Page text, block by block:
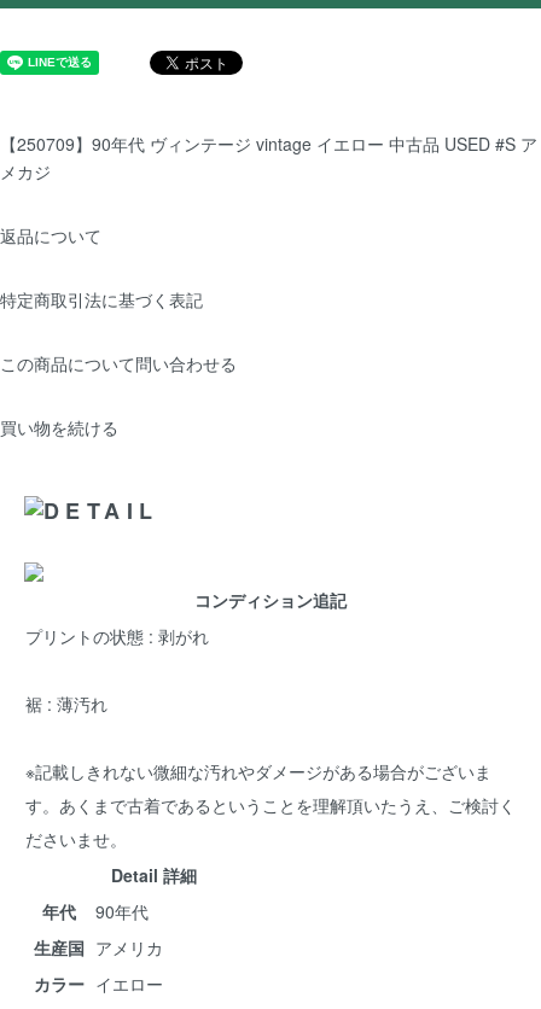
【250709】90年代 ヴィンテージ vintage イエロー 中古品 USED #S ア
メカジ
返品について
特定商取引法に基づく表記
この商品について問い合わせる
買い物を続ける
コンディション追記
プリントの状態 : 剥がれ
裾 : 薄汚れ
※記載しきれない微細な汚れやダメージがある場合がございま
す。あくまで古着であるということを理解頂いたうえ、ご検討く
ださいませ。
Detail 詳細
年代
90年代
生産国 アメリカ
カラー イエロー